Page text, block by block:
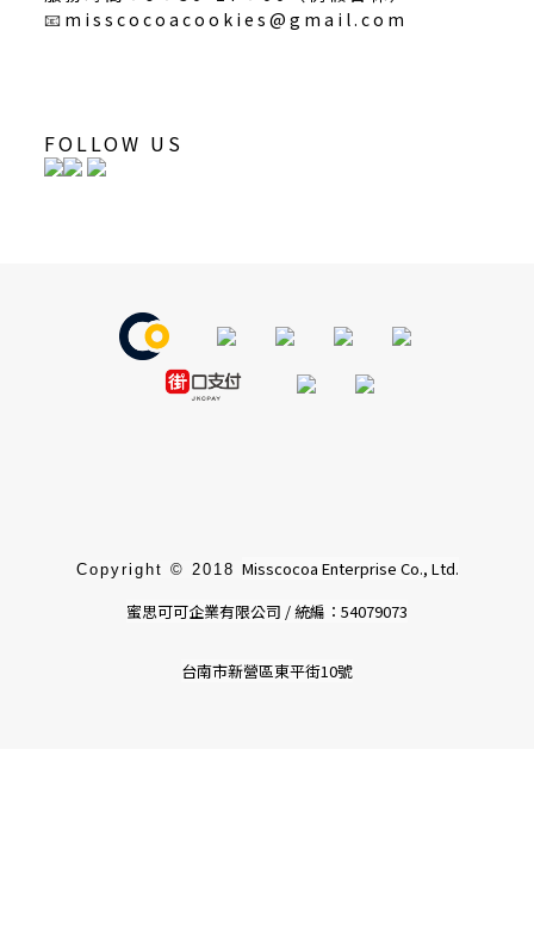
📧 misscocoacookies@gmail.com
FOLLOW US
Copyright © 2018 Misscocoa Enterprise Co., Ltd.
蜜思可可企業有限公司 / 統編：54079073
台南市新營區東平街10號